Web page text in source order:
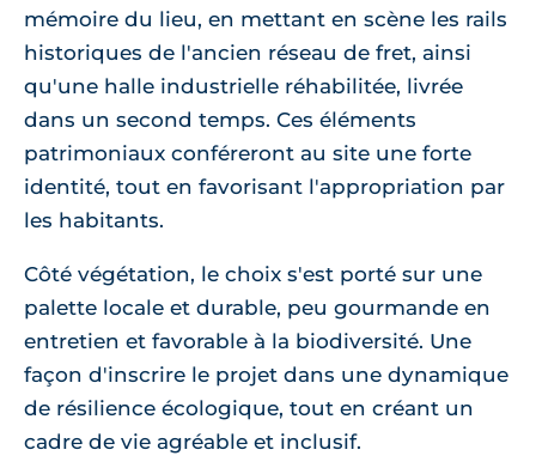
mémoire du lieu, en mettant en scène les rails
historiques de l'ancien réseau de fret, ainsi
qu'une halle industrielle réhabilitée, livrée
dans un second temps. Ces éléments
patrimoniaux conféreront au site une forte
identité, tout en favorisant l'appropriation par
les habitants.
Côté végétation, le choix s'est porté sur une
palette locale et durable, peu gourmande en
entretien et favorable à la biodiversité. Une
façon d'inscrire le projet dans une dynamique
de résilience écologique, tout en créant un
cadre de vie agréable et inclusif.